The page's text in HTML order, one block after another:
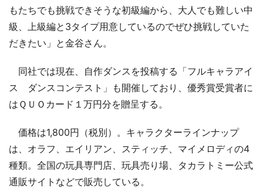
もたちでも挑戦できそうな初級編から、大人でも難しい中
級、上級編と3タイプ用意しているのでぜひ挑戦していた
だきたい」と金谷さん。
同社では現在、自作ダンスを投稿する「フルキャラアイ
ス ダンスコンテスト」も開催しており、優秀賞受賞者に
はＱＵＯカード１万円分を贈呈する。
価格は1,800円（税別）。キャラクターラインナップ
は、オラフ、エイリアン、スティッチ、マイメロディの4
種類。全国の玩具専門店、玩具売り場、タカラトミー公式
通販サイトなどで販売している。